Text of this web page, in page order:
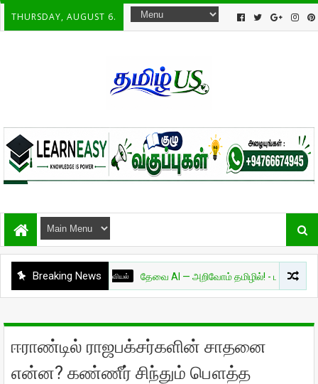
THURSDAY, AUGUST 6.
Breaking News
அறிவியல் தேவை AI — அறிவோம் தமிழில்! - பாகம் 01
ஈராண்டில் ராஜபக்சர்களின் சாதனை
என்ன? கண்ணீர் சிந்தும் பௌத்த